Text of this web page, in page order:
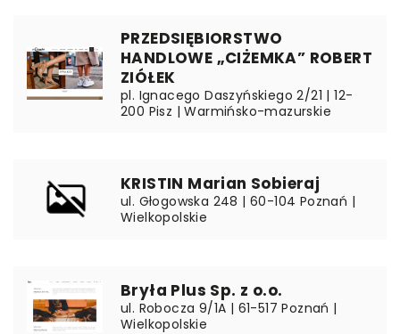
PRZEDSIĘBIORSTWO
HANDLOWE „CIŻEMKA” ROBERT
ZIÓŁEK
pl. Ignacego Daszyńskiego 2/21 | 12-
200 Pisz | Warmińsko-mazurskie
KRISTIN Marian Sobieraj
ul. Głogowska 248 | 60-104 Poznań |
Wielkopolskie
Bryła Plus Sp. z o.o.
ul. Robocza 9/1A | 61-517 Poznań |
Wielkopolskie